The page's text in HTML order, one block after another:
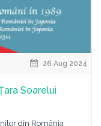
26 Aug 2024
Soarelui
din România